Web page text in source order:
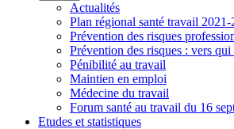
Actualités
Plan régional santé travail 2021-
Prévention des risques
Prévention des risques : vers qui
Pénibilité au travail
Maintien en emploi
Médecine du travail
Forum santé au travail du 16
Etudes et statistiques